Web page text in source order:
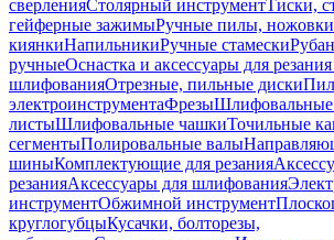
сверленияСтолярный инструментТиски,
гейферные зажимыРучные пилы, ножовки
киянкиНапильникиРучные стамески
ручныеОснастка и аксессуары для
шлифованияОтрезные, пильные диски
электроинструментаФрезыШлифовальные
листыШлифовальные чашкиТочильные
сегментыПолировальные валы
шиныКомплектующие для резания
резанияАксессуары для шлифования
инструментОбжимной инструмент
круглогубцыКусачки, болторезы,